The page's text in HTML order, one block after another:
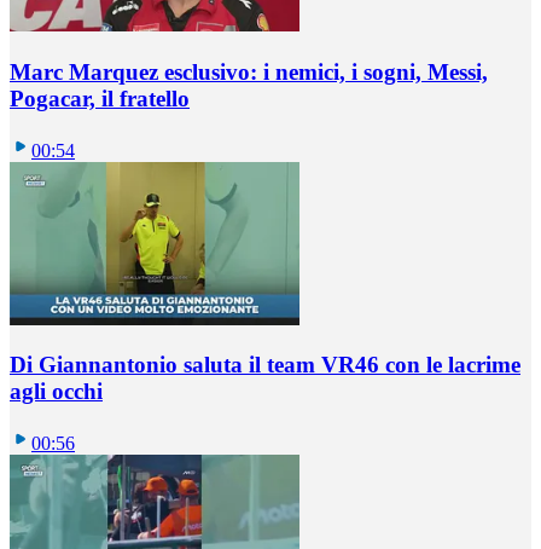
Marc Marquez esclusivo: i nemici, i sogni, Messi,
Pogacar, il fratello
00:54
Di Giannantonio saluta il team VR46 con le lacrime
agli occhi
00:56